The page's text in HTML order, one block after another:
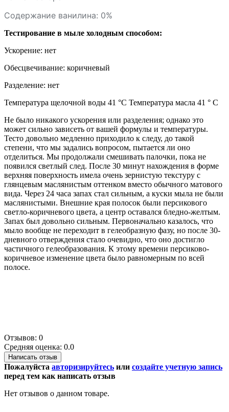
Содержание ванилина: 0%
Тестирование в мыле холодным способом:
Ускорение: нет
Обесцвечивание: коричневый
Разделение: нет
Температура щелочной воды 41 °С Температура масла 41 ° С
Не было никакого ускорения или разделения; однако это
может сильно зависеть от вашей формулы и температуры.
Тесто довольно медленно приходило к следу, до такой
степени, что мы задались вопросом, пытается ли оно
отделиться. Мы продолжали смешивать палочки, пока не
появился светлый след. После 30 минут нахождения в форме
верхняя поверхность имела очень зернистую текстуру с
глянцевым маслянистым оттенком вместо обычного матового
вида. Через 24 часа запах стал сильным, а куски мыла не были
маслянистыми. Внешние края полосок были персикового
светло-коричневого цвета, а центр оставался бледно-желтым.
Запах был довольно сильным. Первоначально казалось, что
мыло вообще не переходит в гелеобразную фазу, но после 30-
дневного отверждения стало очевидно, что оно достигло
частичного гелеобразования. К этому времени персиково-
коричневое изменение цвета было равномерным по всей
полосе.
Отзывов: 0
Средняя оценка: 0.0
Написать отзыв
Пожалуйста авторизируйтесь или создайте учетную запись
перед тем как написать отзыв
Нет отзывов о данном товаре.